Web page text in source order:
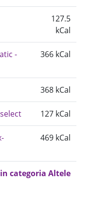
127.5
kCal
-
366 kCal
368 kCal
127 kCal
469 kCal
categoria Altele